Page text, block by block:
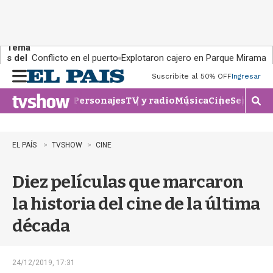
Tema
s del
día:
Conflicto en el puerto Explotaron cajero en Parque Miramar
n
u
Suscribite al 50% OFFIngresar
PersonajesTV y radioMúsicaCineSeries
M
o
�
EL PAÍS TVSHOW CINE
Diez películas que marcaron
la historia del cine de la última
década
24/12/2019, 17:31